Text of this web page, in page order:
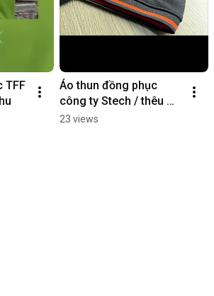
TFF
Áo thun đồng phục
công ty Stech / thêu
logo ngực / đồng phục
23 views